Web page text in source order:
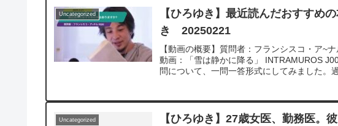
Uncategorized
【ひろゆき】最近読んだおすす
き 20250221
【動画の概要】質問者：フランシスコ・ア~
動画：「雪は静かに降る」
問について、一問一答形式にしてみました。
Uncategorized
【ひろゆき】27歳女医、勤務医。